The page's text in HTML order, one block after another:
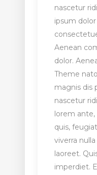
nascetur
ipsum
Aenean
dolor.
Theme
magnis dis
nascetur
lorem ante,
quis,
viverra
laoreet.
imperdiet.